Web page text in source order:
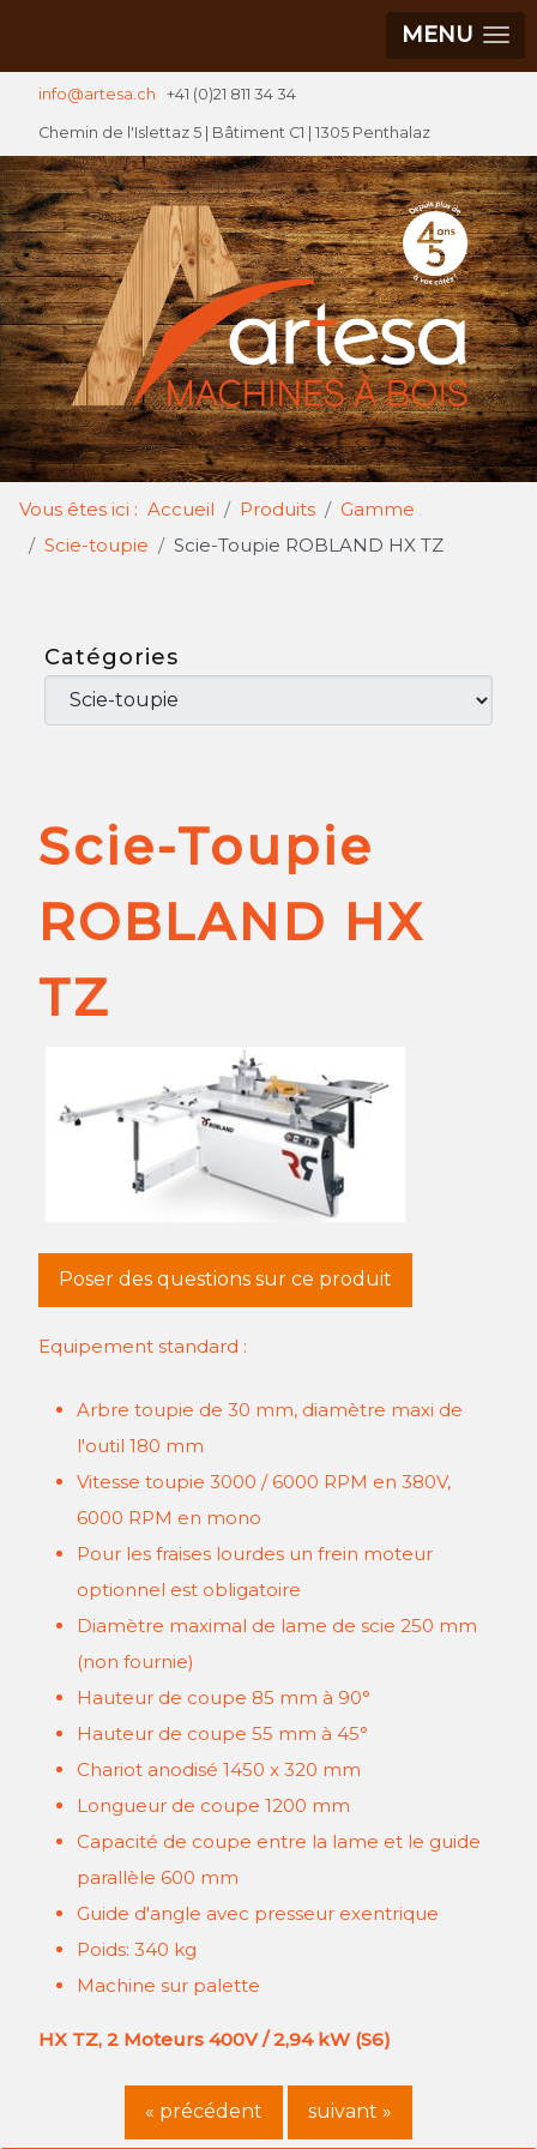
MENU
info@artesa.ch +41 (0)21 811 34 34
Chemin de l'Islettaz 5 | Bâtiment C1 | 1305 Penthalaz
Vous êtes ici : Accueil Produits
Gamme
Scie-toupie
Scie-Toupie ROBLAND HX TZ
Catégories
Scie-Toupie
ROBLAND HX
TZ
Poser des questions sur ce produit
Equipement standard :
Arbre toupie de 30 mm, diamètre maxi de
l'outil 180 mm
Vitesse toupie 3000 / 6000 RPM en 380V,
6000 RPM en mono
Pour les fraises lourdes un frein moteur
optionnel est obligatoire
Diamètre maximal de lame de scie 250 mm
(non fournie)
Hauteur de coupe 85 mm à 90°
Hauteur de coupe 55 mm à 45°
Chariot anodisé 1450 x 320 mm
Longueur de coupe 1200 mm
Capacité de coupe entre la lame et le guide
parallèle 600 mm
Guide d'angle avec presseur exentrique
Poids: 340 kg
Machine sur palette
HX TZ, 2 Moteurs 400V / 2,94 kW (S6)
« précédent suivant »